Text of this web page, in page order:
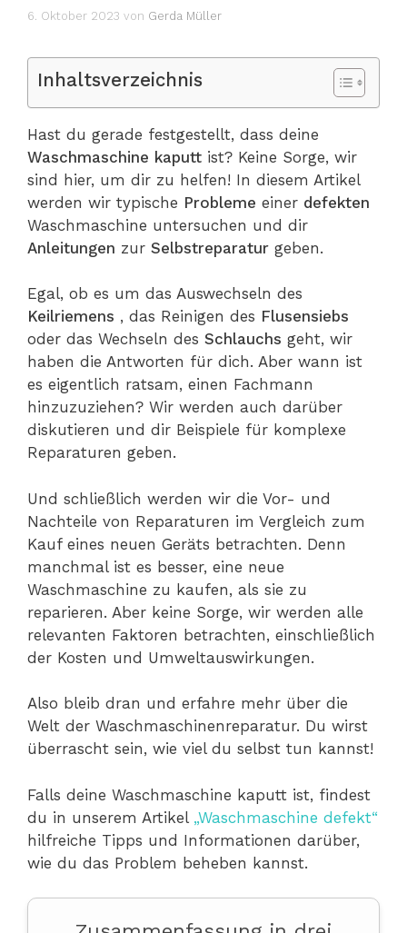
6. Oktober 2023 von Gerda Müller
Inhaltsverzeichnis
Hast du gerade festgestellt, dass deine
Waschmaschine kaputt ist? Keine Sorge, wir
sind hier, um dir zu helfen! In diesem Artikel
werden wir typische Probleme einer defekten
Waschmaschine untersuchen und dir
Anleitungen zur Selbstreparatur geben.
Egal, ob es um das Auswechseln des
Keilriemens , das Reinigen des Flusensiebs
oder das Wechseln des Schlauchs geht, wir
haben die Antworten für dich. Aber wann ist
es eigentlich ratsam, einen Fachmann
hinzuzuziehen? Wir werden auch darüber
diskutieren und dir Beispiele für komplexe
Reparaturen geben.
Und schließlich werden wir die Vor- und
Nachteile von Reparaturen im Vergleich zum
Kauf eines neuen Geräts betrachten. Denn
manchmal ist es besser, eine neue
Waschmaschine zu kaufen, als sie zu
reparieren. Aber keine Sorge, wir werden alle
relevanten Faktoren betrachten, einschließlich
der Kosten und Umweltauswirkungen.
Also bleib dran und erfahre mehr über die
Welt der Waschmaschinenreparatur. Du wirst
überrascht sein, wie viel du selbst tun kannst!
Falls deine Waschmaschine kaputt ist, findest
du in unserem Artikel „Waschmaschine defekt“
hilfreiche Tipps und Informationen darüber,
wie du das Problem beheben kannst.